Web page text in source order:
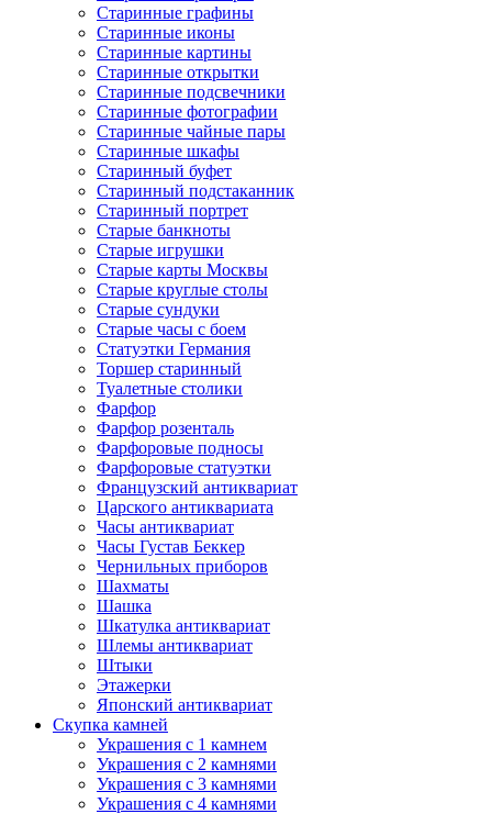
Старинные графины
Старинные иконы
Старинные картины
Старинные открытки
Старинные подсвечники
Старинные фотографии
Старинные чайные пары
Старинные шкафы
Старинный буфет
Старинный подстаканник
Старинный портрет
Старые банкноты
Старые игрушки
Старые карты Москвы
Старые круглые столы
Старые сундуки
Старые часы с боем
Статуэтки Германия
Торшер старинный
Туалетные столики
Фарфор
Фарфор розенталь
Фарфоровые подносы
Фарфоровые статуэтки
Французский антиквариат
Царского антиквариата
Часы антиквариат
Часы Густав Беккер
Чернильных приборов
Шахматы
Шашка
Шкатулка антиквариат
Шлемы антиквариат
Штыки
Этажерки
Японский антиквариат
Скупка камней
Украшения с 1 камнем
Украшения с 2 камнями
Украшения с 3 камнями
Украшения с 4 камнями